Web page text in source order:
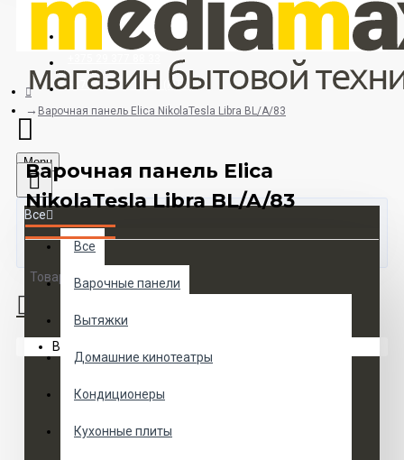
Регистрация
+375 33 673 17 31 (МТС)
Menu
Все
Все
Варочные панели
Вытяжки
Домашние кинотеатры
Кондиционеры
Кухонные плиты
Товаров 0 (0 руб.)
Ваша корзина пуста!
Варочная панель Elica NikolaTesla Libra BL/A/83
Варочная панель Elica
NikolaTesla Libra BL/A/83